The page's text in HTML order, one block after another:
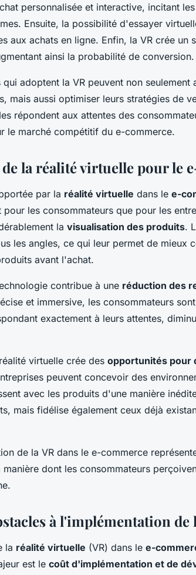
personnalisée et interactive, incitant
Ensuite, la possibilité d'essayer
aux achats en ligne. Enfin, la VR crée un
ainsi la probabilité de conversion.
qui adoptent la VR peuvent non
mais aussi optimiser leurs stratégies de
répondent aux attentes des
le marché compétitif du e-commerce.
de la réalité virtuelle pour le
par la réalité virtuelle dans le e-
pour les consommateurs que pour les
la visualisation des produits.
les angles, ce qui leur permet de mieux
avant l'achat.
contribue à une réduction des
et immersive, les consommateurs
exactement à leurs attentes,
virtuelle crée des opportunités pour
peuvent concevoir des
avec les produits d'une manière
mais fidélise également ceux déjà
de la VR dans le e-commerce
dont les consommateurs
à l'implémentation
la réalité virtuelle (VR) dans le e-
est le coût d'implémentation et de